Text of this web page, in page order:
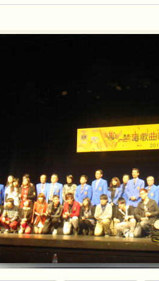
吳善欣同學喜獲 2014年澳門區英國
女士，創會會長莫綺玲大律師及理事長
甘仕良CD集--琴約在黃昏
「甘仕良CD集--琴約在黃昏」現已全面
行、各CD舖及書局及澳門通利琴行、官
本會接受澳門電視台訪問
澳門電視台訪問本會"琴約在黃昏"之每
http://www.tdm.com.mo/c_video/